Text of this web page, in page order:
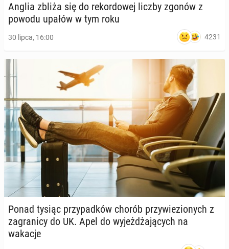
Anglia zbliża się do re­kor­do­wej liczby zgonów z
powodu upałów w tym roku
30 lipca, 16:00 4231
Ponad tysiąc przy­pad­ków chorób przy­wie­zio­nych z
za­gra­ni­cy do UK. Apel do wy­jeż­dża­ją­cych na
wakacje